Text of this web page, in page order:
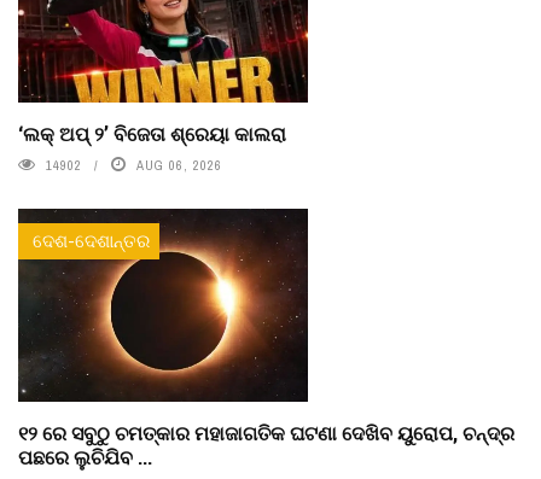
‘ଲକ୍ ଅପ୍ ୨’ ବିଜେତା ଶ୍ରେୟା କାଲରା
14902 AUG 06, 2026
ଦେଶ-ଦେଶାନ୍ତର
୧୨ ରେ ସବୁଠୁ ଚମତ୍କାର ମହାଜାଗତିକ ଘଟଣା ଦେଖିବ ୟୁରୋପ, ଚନ୍ଦ୍ର
ପଛରେ ଲୁଚିଯିବ ...